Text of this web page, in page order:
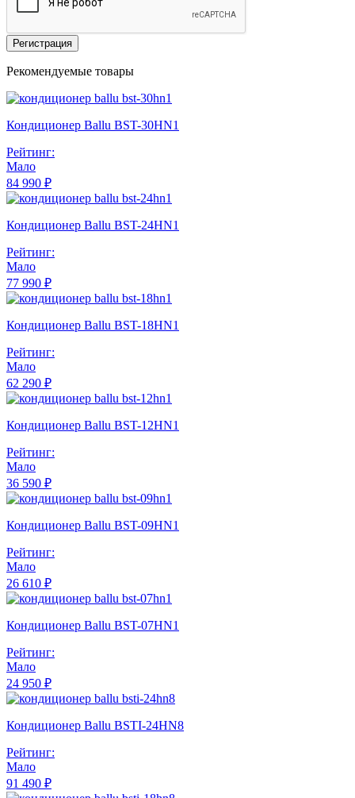
Регистрация
Рекомендуемые товары
Кондиционер Ballu BST-30HN1
Рейтинг:
Мало
84 990 ₽
Кондиционер Ballu BST-24HN1
Рейтинг:
Мало
77 990 ₽
Кондиционер Ballu BST-18HN1
Рейтинг:
Мало
62 290 ₽
Кондиционер Ballu BST-12HN1
Рейтинг:
Мало
36 590 ₽
Кондиционер Ballu BST-09HN1
Рейтинг:
Мало
26 610 ₽
Кондиционер Ballu BST-07HN1
Рейтинг:
Мало
24 950 ₽
Кондиционер Ballu BSTI-24HN8
Рейтинг:
Мало
91 490 ₽